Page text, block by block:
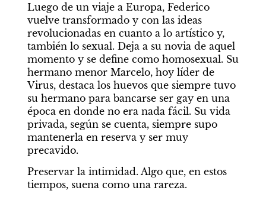
Luego de un viaje a Europa, Federico
vuelve transformado y con las ideas
revolucionadas en cuanto a lo artístico y,
también lo sexual. Deja a su novia de aquel
momento y se define como homosexual. Su
hermano menor Marcelo, hoy líder de
Virus, destaca los huevos que siempre tuvo
su hermano para bancarse ser gay en una
época en donde no era nada fácil. Su vida
privada, según se cuenta, siempre supo
mantenerla en reserva y ser muy
precavido.
Preservar la intimidad. Algo que, en estos
tiempos, suena como una rareza.